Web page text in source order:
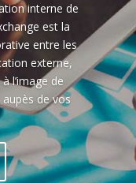
interne de
est la
entre les
externe,
l’image de
aupès de vos